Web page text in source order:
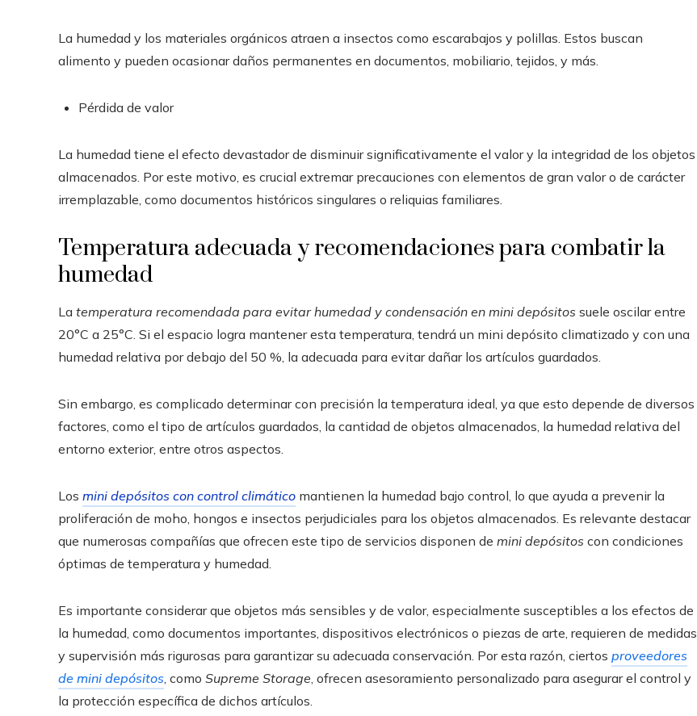
La humedad y los materiales orgánicos atraen a insectos como escarabajos y polillas. Estos buscan
alimento y pueden ocasionar daños permanentes en documentos, mobiliario, tejidos, y más.
Pérdida de valor
La humedad tiene el efecto devastador de disminuir significativamente el valor y la integridad de los objetos
almacenados. Por este motivo, es crucial extremar precauciones con elementos de gran valor o de carácter
irremplazable, como documentos históricos singulares o reliquias familiares.
Temperatura adecuada y recomendaciones para combatir la
humedad
La temperatura recomendada para evitar humedad y condensación en mini depósitos suele oscilar entre
20°C a 25°C. Si el espacio logra mantener esta temperatura, tendrá un mini depósito climatizado y con una
humedad relativa por debajo del 50 %, la adecuada para evitar dañar los artículos guardados.
Sin embargo, es complicado determinar con precisión la temperatura ideal, ya que esto depende de diversos
factores, como el tipo de artículos guardados, la cantidad de objetos almacenados, la humedad relativa del
entorno exterior, entre otros aspectos.
Los mini depósitos con control climático mantienen la humedad bajo control, lo que ayuda a prevenir la
proliferación de moho, hongos e insectos perjudiciales para los objetos almacenados. Es relevante destacar
que numerosas compañías que ofrecen este tipo de servicios disponen de mini depósitos con condiciones
óptimas de temperatura y humedad.
Es importante considerar que objetos más sensibles y de valor, especialmente susceptibles a los efectos de
la humedad, como documentos importantes, dispositivos electrónicos o piezas de arte, requieren de medidas
y supervisión más rigurosas para garantizar su adecuada conservación. Por esta razón, ciertos proveedores
de mini depósitos, como Supreme Storage, ofrecen asesoramiento personalizado para asegurar el control y
la protección específica de dichos artículos.